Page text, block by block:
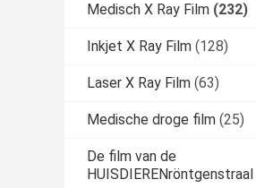
Medisch X Ray Film (232)
Inkjet X Ray Film (128)
Laser X Ray Film (63)
Medische droge film (25)
De film van de
HUISDIERENröntgenstraal